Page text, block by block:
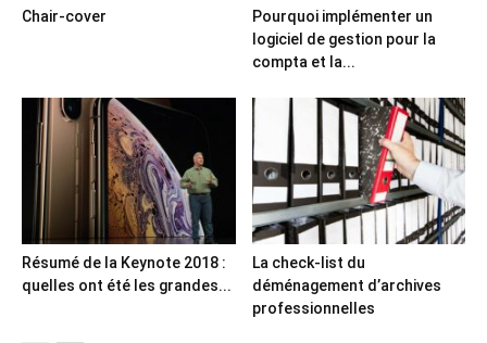
Chair-cover
Pourquoi implémenter un
logiciel de gestion pour la
compta et la...
Résumé de la Keynote 2018 :
quelles ont été les grandes...
La check-list du
déménagement d’archives
professionnelles